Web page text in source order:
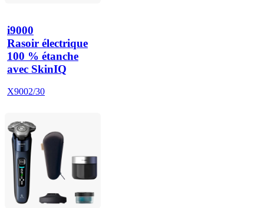
i9000
Rasoir électrique
100 % étanche
avec SkinIQ
X9002/30